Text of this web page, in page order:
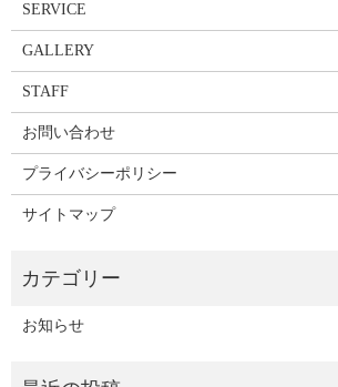
SERVICE
GALLERY
STAFF
お問い合わせ
プライバシーポリシー
サイトマップ
お知らせ